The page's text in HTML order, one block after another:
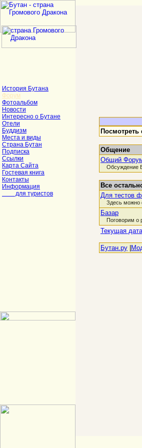
История Бутана
Форум
Фотоальбом
Новости
Интересно о Бутане
Отели
Буддизм
Места и виды
Страна Бутан
Подписка
Ссылки
Карта Сайта
Гостевая книга
Контакты
Информация
для туристов
Посмотреть
Общение
Общий
Обсуждение
Все
Для тестов
Здесь можно
Базар
Поговорим о
Текущая
Бутан.ру